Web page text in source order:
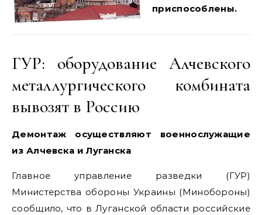
приспособлены.
ГУР: оборудование Алчевского
металлургического комбината
вывозят в Россию
Демонтаж осуществляют военнослужащие
из Алчевска и Луганска
Главное управление разведки (ГУР)
Министерства обороны Украины (Минобороны)
сообщило, что в Луганской области российские